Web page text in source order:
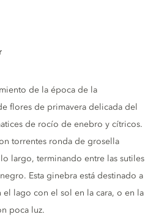
de la época de la
flores de primavera delicada del
de rocío de enebro y cítricos.
torrentes ronda de grosella
largo, terminando entre las sutiles
Esta ginebra está destinado a
lago con el sol en la cara, o en la
poca luz.